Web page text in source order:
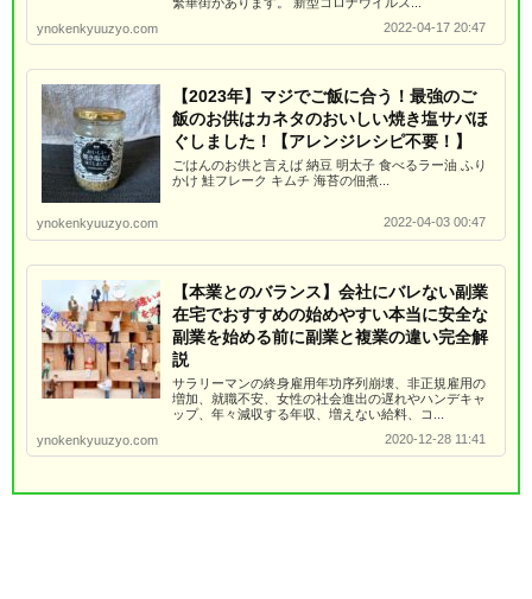
ynokenkyuuzyo.com
2022-04-17 20:47
【2023年】マジでご飯に合う！最強のご
飯のお供はカネタのおいしい焼き塩サバほ
ぐしました！【アレンジレシピ不要！】
ごはんのお供と言えば 納豆 明太子 食べるラー油 ふり
かけ 鮭フレーク キムチ 海苔の佃煮...
ynokenkyuuzyo.com 2022-04-03 00:47
【本業とのバランス】会社にバレない副業
在宅でおすすめの始めやすい本当に安全な
副業を始める前に副業と複業の違い完全解
説
サラリーマンの終身雇用年功序列崩壊、非正規雇用の
増加、就職不安、女性の社会進出の遅れやハンデキャ
ップ、年々減収する年収、増えない給料、コ...
ynokenkyuuzyo.com
2020-12-28 11:41